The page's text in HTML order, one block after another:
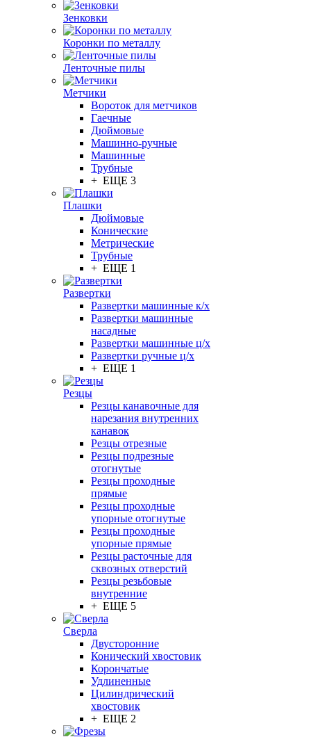
Зенковки
Коронки по металлу
Ленточные пилы
Метчики
Вороток для метчиков
Гаечные
Дюймовые
Машинно-ручные
Машинные
Трубные
+ ЕЩЕ 3
Плашки
Дюймовые
Конические
Метрические
Трубные
+ ЕЩЕ 1
Развертки
Развертки машинные к/х
Развертки машинные
насадные
Развертки машинные ц/х
Развертки ручные ц/х
+ ЕЩЕ 1
Резцы
Резцы канавочные для
нарезания внутренних
канавок
Резцы отрезные
Резцы подрезные
отогнутые
Резцы проходные
прямые
Резцы проходные
упорные отогнутые
Резцы проходные
упорные прямые
Резцы расточные для
сквозных отверстий
Резцы резьбовые
внутренние
+ ЕЩЕ 5
Сверла
Двусторонние
Конический хвостовик
Корончатые
Удлиненные
Цилиндрический
хвостовик
+ ЕЩЕ 2